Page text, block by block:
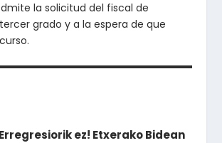
la solicitud del fiscal de
grado y a la espera de que
ez! Etxerako Bidean